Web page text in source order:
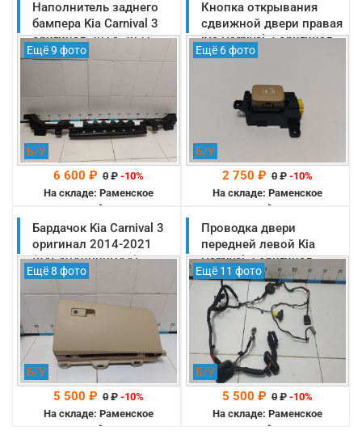
На складе: Раменское
-->
Наполнитель заднего
бампера Kia Carnival 3
оригинал 2014-2021
(86620A9700)
Ещё 9 фото
Б/У
6 600 ₽ 0 ₽ -10%
На складе: Раменское
-->
Кнопка открывания
сдвижной двери правая
Kia Carnival 3 оригинал
2014-2021
Ещё 6 фото
Б/У
2 750 ₽ 0 ₽ -10%
На складе: Раменское
-->
Бардачок Kia Carnival 3
оригинал 2014-2021
(84540A9000DAA)
Ещё 8 фото
Б/У
5 500 ₽ 0 ₽ -10%
На складе: Раменское
-->
Проводка двери
передней левой Kia
Carnival 3 оригинал
2014-2021
(91602A9111)
Ещё 11 фото
Б/У
5 500 ₽ 0 ₽ -10%
На складе: Раменское
-->